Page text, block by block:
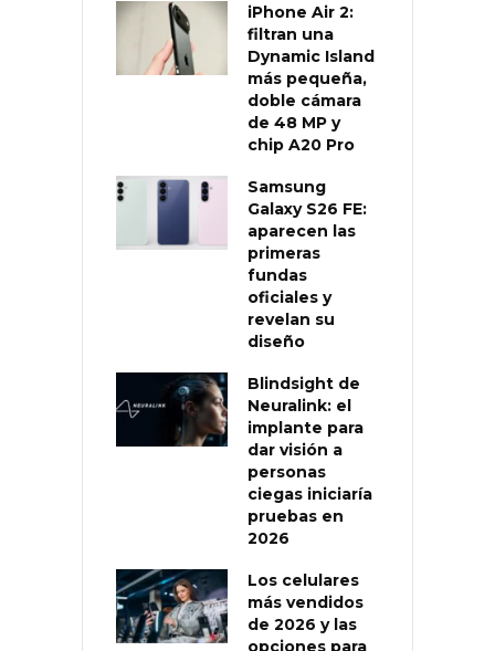
iPhone Air 2:
filtran una
Dynamic Island
más pequeña,
doble cámara
de 48 MP y
chip A20 Pro
Samsung
Galaxy S26 FE:
aparecen las
primeras
fundas
oficiales y
revelan su
diseño
Blindsight de
Neuralink: el
implante para
dar visión a
personas
ciegas iniciaría
pruebas en
2026
Los celulares
más vendidos
de 2026 y las
opciones para